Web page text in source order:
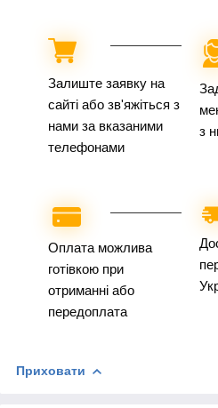
Залиште заявку на
сайті або зв'яжіться з
нами за вказаними
телефонами
з
Оплата можлива
готівкою при
отриманні або
передоплата
Приховати